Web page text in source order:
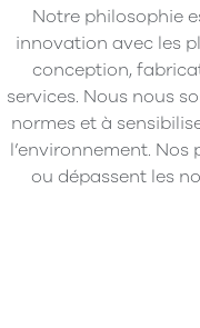
Notre philosophie
innovation avec les
conception,
services. Nous nous
normes et à
l’environnement.
ou dépassent les